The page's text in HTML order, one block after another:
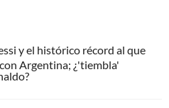
y el histórico récord al que
Argentina; ¿'tiembla'